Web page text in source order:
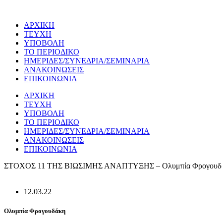
περιεχόμενο
ΑΡΧΙΚΗ
ΤΕΥΧΗ
ΥΠΟΒΟΛΗ
ΤΟ ΠΕΡΙΟΔΙΚΟ
ΗΜΕΡΙΔΕΣ/ΣΥΝΕΔΡΙΑ/ΣΕΜΙΝΑΡΙΑ
ΑΝΑΚΟΙΝΩΣΕΙΣ
ΕΠΙΚΟΙΝΩΝΙΑ
ΑΡΧΙΚΗ
ΤΕΥΧΗ
ΥΠΟΒΟΛΗ
ΤΟ ΠΕΡΙΟΔΙΚΟ
ΗΜΕΡΙΔΕΣ/ΣΥΝΕΔΡΙΑ/ΣΕΜΙΝΑΡΙΑ
ΑΝΑΚΟΙΝΩΣΕΙΣ
ΕΠΙΚΟΙΝΩΝΙΑ
ΣΤΟΧΟΣ 11 ΤΗΣ ΒΙΩΣΙΜΗΣ ΑΝΑΠΤΥΞΗΣ – Ολυμπία
12.03.22
Ολυμπία Φρογουδάκη